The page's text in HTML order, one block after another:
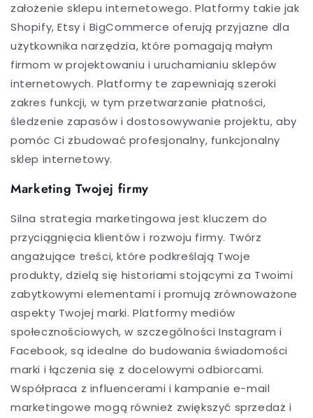
założenie sklepu internetowego. Platformy takie jak
Shopify, Etsy i BigCommerce oferują przyjazne dla
użytkownika narzędzia, które pomagają małym
firmom w projektowaniu i uruchamianiu sklepów
internetowych. Platformy te zapewniają szeroki
zakres funkcji, w tym przetwarzanie płatności,
śledzenie zapasów i dostosowywanie projektu, aby
pomóc Ci zbudować profesjonalny, funkcjonalny
sklep internetowy.
Marketing Twojej firmy
Silna strategia marketingowa jest kluczem do
przyciągnięcia klientów i rozwoju firmy. Twórz
angażujące treści, które podkreślają Twoje
produkty, dzielą się historiami stojącymi za Twoimi
zabytkowymi elementami i promują zrównoważone
aspekty Twojej marki. Platformy mediów
społecznościowych, w szczególności Instagram i
Facebook, są idealne do budowania świadomości
marki i łączenia się z docelowymi odbiorcami.
Współpraca z influencerami i kampanie e-mail
marketingowe mogą również zwiększyć sprzedaż i